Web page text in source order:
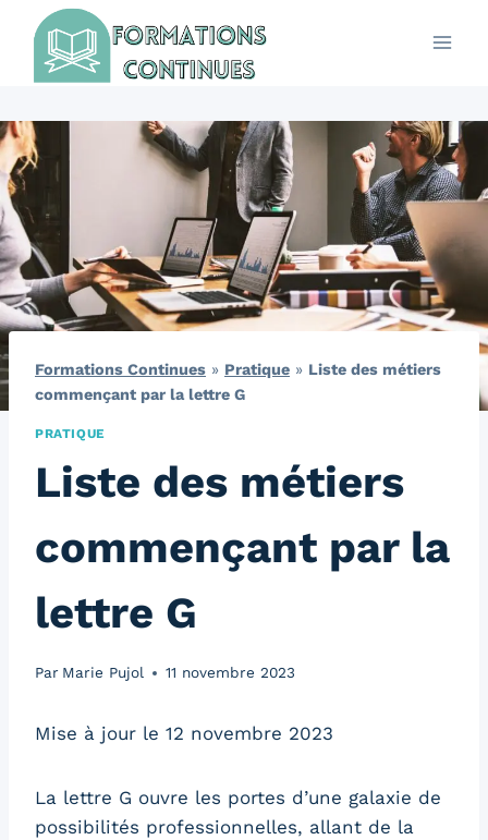
contenu
Formations Continues » Pratique » Liste des métiers
commençant par la lettre G
PRATIQUE
Liste des métiers
commençant par la
lettre G
Par Marie Pujol 11 novembre 2023
Mise à jour le 12 novembre 2023
La lettre G ouvre les portes d’une galaxie de
possibilités professionnelles, allant de la